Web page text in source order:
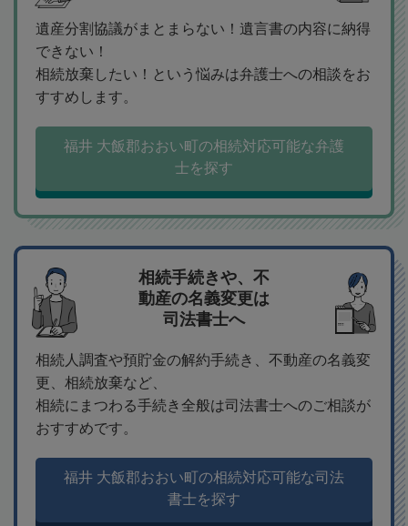
遺産分割協議がまとまらない！遺言書の内容に納得
できない！
相続放棄したい！という悩みは弁護士への相談をお
すすめします。
福井 大飯郡おおい町の相続対応可能な弁護
士を探す
相続手続きや、不
動産の名義変更は
司法書士へ
相続人調査や預貯金の解約手続き、不動産の名義変
更、相続放棄など、
相続にまつわる手続き全般は司法書士へのご相談が
おすすめです。
福井 大飯郡おおい町の相続対応可能な司法
書士を探す